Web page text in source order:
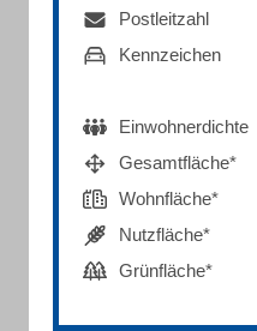
Postleitzahl
Kennzeichen
Einwohnerdichte
Gesamtfläche*
Wohnfläche*
Nutzfläche*
Grünfläche*